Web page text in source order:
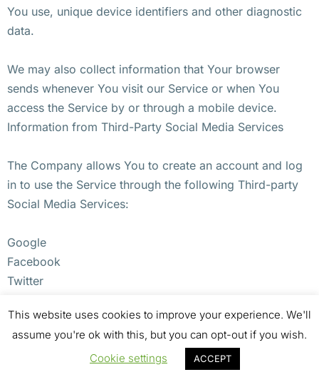
You use, unique device identifiers and other diagnostic
data.
We may also collect information that Your browser
sends whenever You visit our Service or when You
access the Service by or through a mobile device.
Information from Third-Party Social Media Services
The Company allows You to create an account and log
in to use the Service through the following Third-party
Social Media Services:
Google
Facebook
Twitter
If You decide to register through or otherwise grant us
access to a Third-Party Social Media Service, We may
collect Personal data that is already associated with
This website uses cookies to improve your experience. We'll
assume you're ok with this, but you can opt-out if you wish.
Cookie settings
ACCEPT